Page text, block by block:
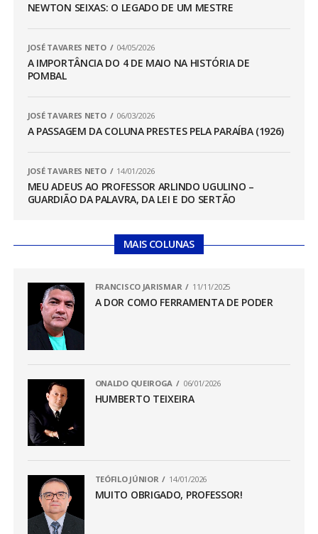
NEWTON SEIXAS: O LEGADO DE UM MESTRE
JOSÉ TAVARES NETO 04/05/2026
A IMPORTÂNCIA DO 4 DE MAIO NA HISTÓRIA DE
POMBAL
JOSÉ TAVARES NETO 06/03/2026
A PASSAGEM DA COLUNA PRESTES PELA PARAÍBA (1926)
JOSÉ TAVARES NETO 14/01/2026
MEU ADEUS AO PROFESSOR ARLINDO UGULINO –
GUARDIÃO DA PALAVRA, DA LEI E DO SERTÃO
MAIS COLUNAS
FRANCISCO JARISMAR 11/11/2025
A DOR COMO FERRAMENTA DE PODER
ONALDO QUEIROGA 06/01/2026
HUMBERTO TEIXEIRA
TEÓFILO JÚNIOR 14/01/2026
MUITO OBRIGADO, PROFESSOR!